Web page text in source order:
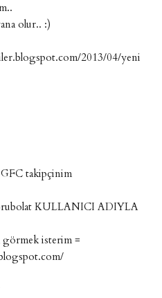
olur.. :)
2013/04/yeni
GFC takipçinim
KULLANICI ADIYLA
görmek isterim =